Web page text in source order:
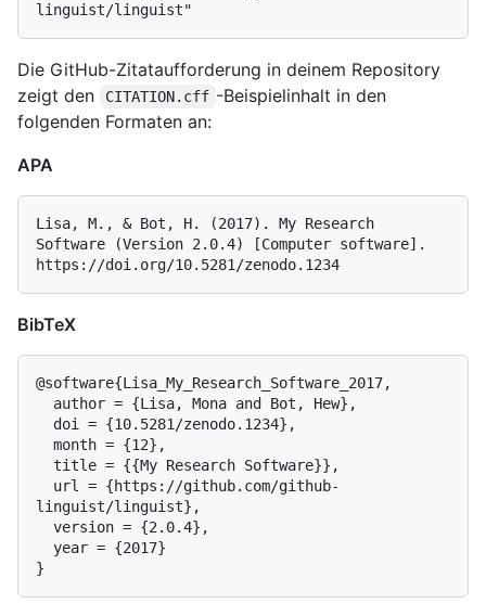
Die GitHub-Zitataufforderung in deinem Repository
zeigt den
CITATION.cff -Beispielinhalt in den
folgenden Formaten an:
APA
Lisa, M., & Bot, H. (2017). My Research
Software (Version 2.0.4) [Computer software].
BibTeX
@software{Lisa_My_Research_Software_2017,
linguist/linguist},